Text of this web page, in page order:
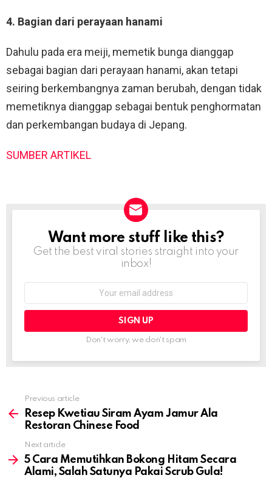
4. Bagian dari perayaan hanami
Dahulu pada era meiji, memetik bunga dianggap
sebagai bagian dari perayaan hanami, akan tetapi
seiring berkembangnya zaman berubah, dengan tidak
memetiknya dianggap sebagai bentuk penghormatan
dan perkembangan budaya di Jepang.
SUMBER ARTIKEL
NEWSLETTER
Want more stuff like this?
Get the best viral stories straight into your
inbox!
Don't worry, we don't spam
more
Previous article
Resep Kwetiau Siram Ayam Jamur Ala
Restoran Chinese Food
Next article
5 Cara Memutihkan Bokong Hitam Secara
Alami, Salah Satunya Pakai Scrub Gula!